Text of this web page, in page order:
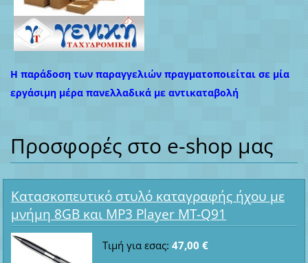
Η παράδοση των παραγγελιών πραγματοποιείται σε μία
εργάσιμη μέρα πανελλαδικά με αντικαταβολή
Προσφορές στο e-shop μας
Κατασκοπευτικό στυλό καταγραφής ήχου με
μνήμη 8GB και MP3 Player MT-Q91
Τιμή για εσας: 47,00 €